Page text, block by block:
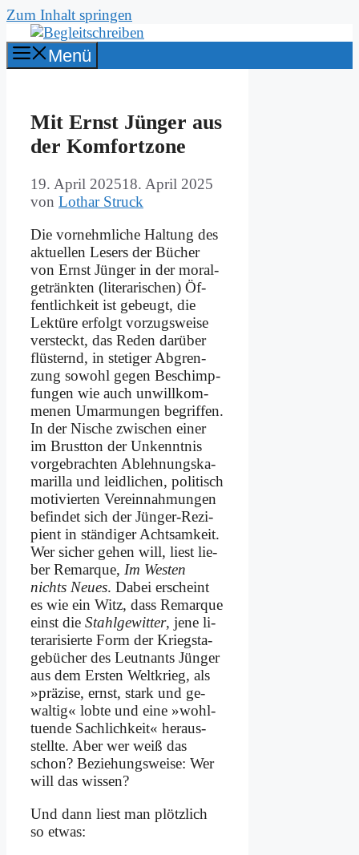
Zum Inhalt springen
Menü
Mit Ernst Jün­ger aus
der Kom­fort­zo­ne
19. April 202518. April 2025
von Lothar Struck
Die vor­nehm­li­che Hal­tung des
ak­tu­el­len Le­sers der Bü­cher
von Ernst Jün­ger in der mo­ral­
ge­tränk­ten (li­te­ra­ri­schen) Öf­
fent­lich­keit ist ge­beugt, die
Lek­tü­re er­folgt vor­zugs­wei­se
ver­steckt, das Re­den dar­über
flü­sternd, in ste­ti­ger Ab­gren­
zung so­wohl ge­gen Be­schimp­
fun­gen wie auch un­will­kom­
me­nen Um­ar­mun­gen be­grif­fen.
In der Ni­sche zwi­schen ei­ner
im Brust­ton der Un­kennt­nis
vor­ge­brach­ten Ab­leh­nungs­ka­
ma­ril­la und leid­li­chen, po­li­tisch
mo­ti­vier­ten Ver­ein­nah­mun­gen
be­fin­det sich der Jün­ger-Re­zi­
pi­ent in stän­di­ger Acht­sam­keit.
Wer si­cher ge­hen will, liest lie­
ber Re­mar­que, Im We­sten
nichts Neu­es. Da­bei er­scheint
es wie ein Witz, dass Re­mar­que
einst die Stahl­ge­wit­ter, je­ne li­
te­r­a­ri­sier­te Form der Kriegs­ta­
ge­bü­cher des Leut­nants Jün­ger
aus dem Er­sten Welt­krieg, als
»prä­zi­se, ernst, stark und ge­
wal­tig« lob­te und ei­ne »wohl­
tu­en­de Sach­lich­keit« her­aus­
stell­te. Aber wer weiß das
schon? Be­zie­hungs­wei­se: Wer
will das wis­sen?
Und dann liest man plötz­lich
so et­was: